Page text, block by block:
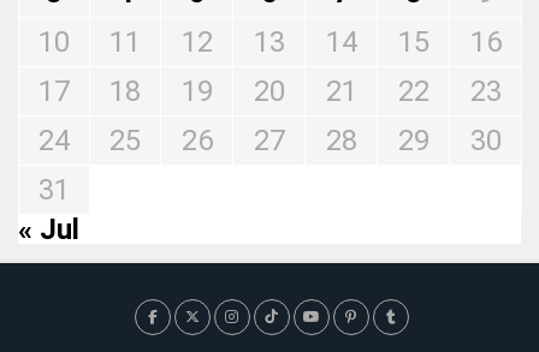
10
11 12 13 14 15
16
17
18 19 20 21 22
23
24
25 26 27 28 29
30
31
« Jul